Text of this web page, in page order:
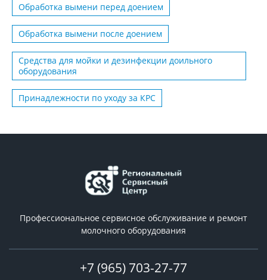
Обработка вымени перед доением
Обработка вымени после доением
Средства для мойки и дезинфекции доильного
оборудования
Принадлежности по уходу за КРС
Профессиональное сервисное обслуживание и ремонт
молочного оборудования
+7 (965) 703-27-77